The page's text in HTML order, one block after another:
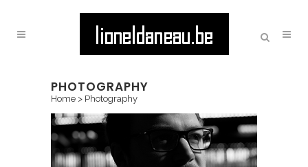
PHOTOGRAPHY
Home > Photography